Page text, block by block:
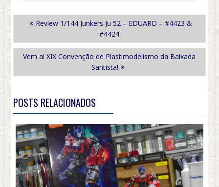
NAVEGAÇÃO
POST
Review 1/144 Junkers Ju 52 – EDUARD – #4423 &
#4424
Vem aí XIX Convenção de Plastimodelismo da Baixada
Santista!
POSTS RELACIONADOS